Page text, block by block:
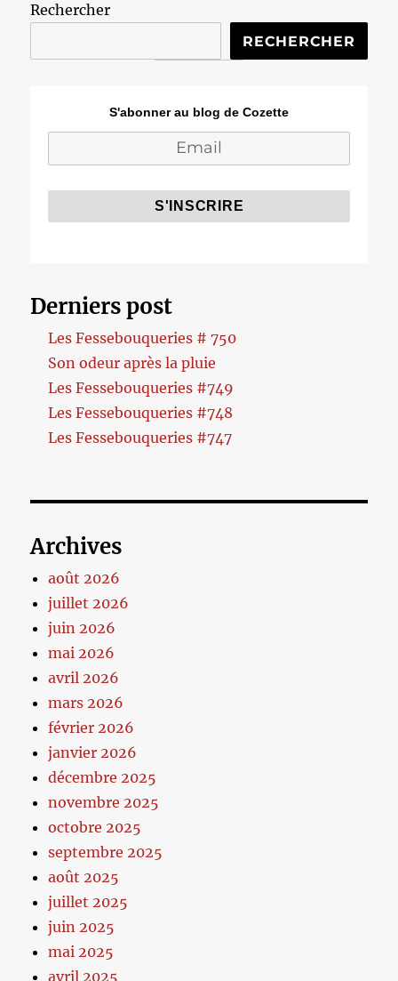
Rechercher
RECHERCHER
S'abonner au blog de Cozette
Derniers post
Les Fessebouqueries # 750
Son odeur après la pluie
Les Fessebouqueries #749
Les Fessebouqueries #748
Les Fessebouqueries #747
Archives
août 2026
juillet 2026
juin 2026
mai 2026
avril 2026
mars 2026
février 2026
janvier 2026
décembre 2025
novembre 2025
octobre 2025
septembre 2025
août 2025
juillet 2025
juin 2025
mai 2025
avril 2025